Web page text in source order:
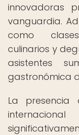
innovadoras
vanguardia.
como
culinarios y
asistentes
gastronómica
La presencia